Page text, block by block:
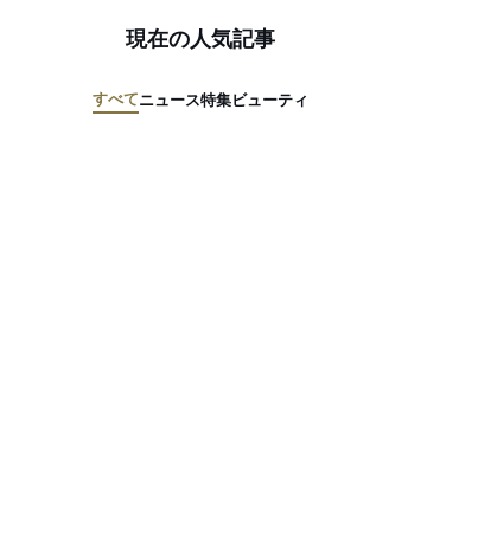
現在の人気記事
すべてニュース特集ビューティ